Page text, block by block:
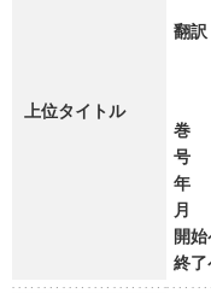
上位タイトル
翻訳
巻
号
年
月
開
終